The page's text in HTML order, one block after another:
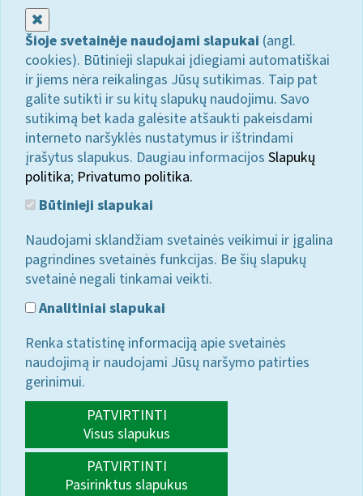
Šioje svetainėje naudojami slapukai (angl.
cookies). Būtinieji slapukai įdiegiami automatiškai
ir jiems nėra reikalingas Jūsų sutikimas. Taip pat
galite sutikti ir su kitų slapukų naudojimu. Savo
sutikimą bet kada galėsite atšaukti pakeisdami
interneto naršyklės nustatymus ir ištrindami
įrašytus slapukus. Daugiau informacijos Slapukų
politika; Privatumo politika.
Būtinieji slapukai
Naudojami sklandžiam svetainės veikimui ir įgalina
pagrindines svetainės funkcijas. Be šių slapukų
svetainė negali tinkamai veikti.
Analitiniai slapukai
Renka statistinę informaciją apie svetainės
naudojimą ir naudojami Jūsų naršymo patirties
gerinimui.
PATVIRTINTI
Visus slapukus
PATVIRTINTI
Pasirinktus slapukus